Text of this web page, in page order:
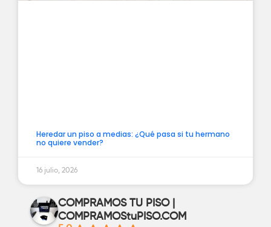
Heredar un piso a medias: ¿Qué pasa si tu hermano
no quiere vender?
16 julio, 2026
COMPRAMOS TU PISO |
COMPRAMOStuPISO.COM